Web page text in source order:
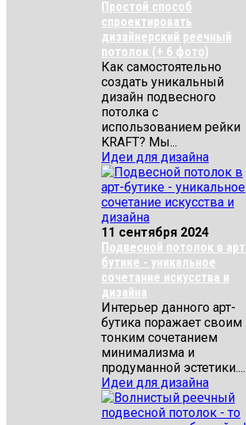
Простой способ
спроектировать
дизайнерский реечный
потолок (+ 6 фото)
Как самостоятельно
создать уникальный
дизайн подвесного
потолка с
использованием рейки
KRAFT? Мы...
Идеи для дизайна
11 сентября 2024
Подвесной потолок в
бутике - уникальное
сочетание искусства и
дизайна
Интерьер данного арт-
бутика поражает своим
тонким сочетанием
минимализма и
продуманной эстетики....
Идеи для дизайна